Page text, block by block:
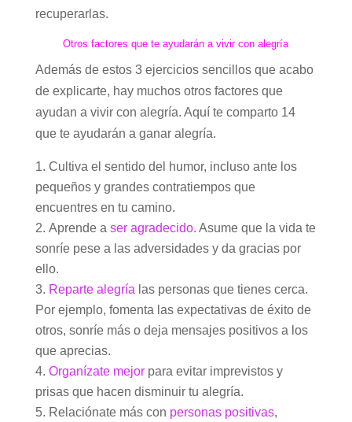
recuperarlas.
Otros factores que te ayudarán a vivir con alegría
Además de estos 3 ejercicios sencillos que acabo
de explicarte, hay muchos otros factores que
ayudan a vivir con alegría. Aquí te comparto 14
que te ayudarán a ganar alegría.
Cultiva el sentido del humor, incluso ante los
pequeños y grandes contratiempos que
encuentres en tu camino.
Aprende a ser agradecido. Asume que la vida te
sonríe pese a las adversidades y da gracias por
ello.
Reparte alegría las personas que tienes cerca.
Por ejemplo, fomenta las expectativas de éxito de
otros, sonríe más o deja mensajes positivos a los
que aprecias.
Organízate mejorpara evitar imprevistos y
prisas que hacen disminuir tu alegría.
Relaciónate más con personas positivas,